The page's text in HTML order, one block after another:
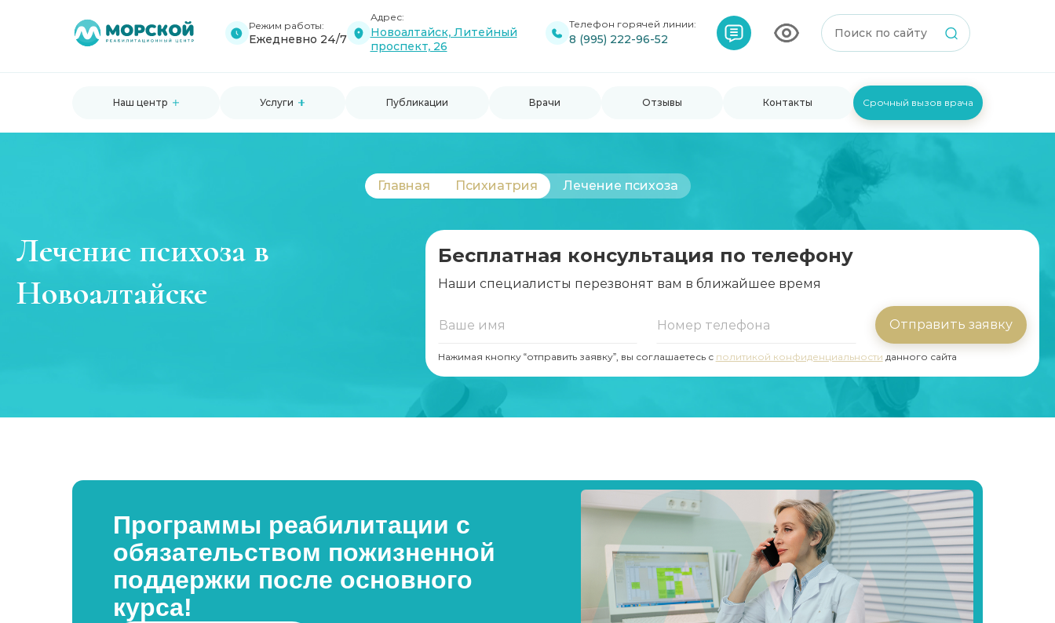
Режим работы:
Ежедневно 24/7
Адрес:
Новоалтайск, Литейный
проспект, 26
Телефон горячей линии:
8 (995) 222-96-52
Наш центр Услуги Публикации Врачи Отзывы Контакты Срочный вызов врача
Главная Психиатрия Лечение психоза
Лечение психоза в
Новоалтайске
Бесплатная консультация по телефону
Наши специалисты перезвонят вам в ближайшее время
Отправить заявку
Нажимая кнопку “отправить заявку”, вы соглашаетесь с политикой конфиденциальности данного сайта
Программы реабилитации с
обязательством пожизненной
поддержки после основного
курса!